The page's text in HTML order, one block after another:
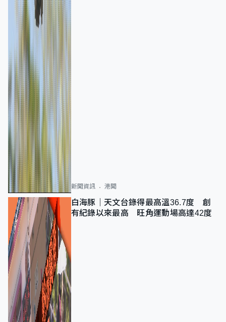
新聞資訊 港聞
白海豚｜天文台錄得最高溫36.7度 創
有紀錄以來最高 旺角運動場高達42度